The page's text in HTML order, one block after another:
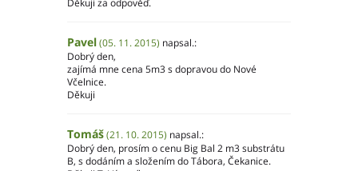
Děkuji za odpověď.
Pavel(05. 11. 2015) napsal.:
Dobrý den,
zajímá mne cena 5m3 s dopravou do Nové
Včelnice.
Děkuji
Tomáš(21. 10. 2015) napsal.:
Dobrý den, prosím o cenu Big Bal 2 m3 substrátu
B, s dodáním a složením do Tábora, Čekanice.